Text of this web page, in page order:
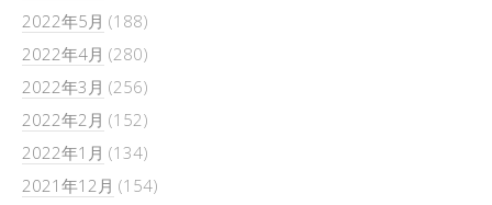
2022年5月 (188)
2022年4月 (280)
2022年3月 (256)
2022年2月 (152)
2022年1月 (134)
2021年12月 (154)